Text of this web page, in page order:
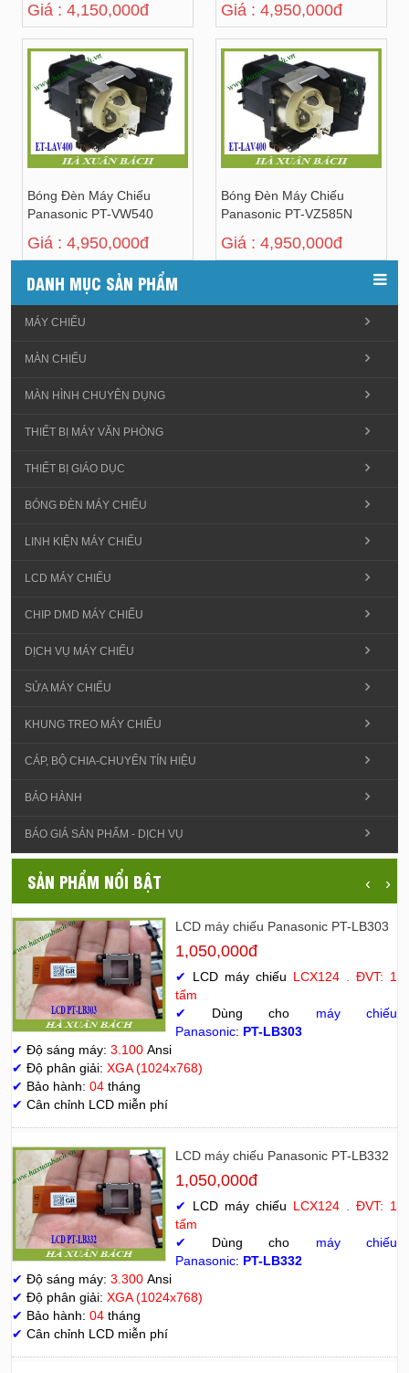
Giá : 4,150,000đ Giá : 4,950,000đ
Bóng Đèn Máy Chiếu
Panasonic PT-VW540
Giá : 4,950,000đ
Bóng Đèn Máy Chiếu
Panasonic PT-VZ585N
Giá : 4,950,000đ
DANH MỤC SẢN PHẨM
MÁY CHIẾU
MÀN CHIẾU
MÀN HÌNH CHUYÊN DỤNG
THIẾT BỊ MÁY VĂN PHÒNG
THIẾT BỊ GIÁO DỤC
BÓNG ĐÈN MÁY CHIẾU
LINH KIỆN MÁY CHIẾU
LCD MÁY CHIẾU
CHIP DMD MÁY CHIẾU
DỊCH VỤ MÁY CHIẾU
SỬA MÁY CHIẾU
KHUNG TREO MÁY CHIẾU
CÁP, BỘ CHIA-CHUYỂN TÍN HIỆU
BẢO HÀNH
BÁO GIÁ SẢN PHẨM - DỊCH VỤ
SẢN PHẨM NỔI BẬT ‹ ›
LCD máy chiếu Panasonic PT-LB303
1,050,000đ
✔ LCD máy chiếu LCX124 . ĐVT: 1
tấm
✔
Dùng cho máy chiếu
Panasonic: PT-LB303
✔ Độ sáng máy: 3.100 Ansi
✔ Độ phân giải: XGA (1024x768)
✔ Bảo hành: 04 tháng
✔ Cân chỉnh LCD miễn phí
LCD máy chiếu Panasonic PT-LB332
1,050,000đ
✔ LCD máy chiếu LCX124 . ĐVT: 1
tấm
✔
Dùng cho máy chiếu
Panasonic: PT-LB332
✔ Độ sáng máy: 3.300 Ansi
✔ Độ phân giải: XGA (1024x768)
✔ Bảo hành: 04 tháng
✔ Cân chỉnh LCD miễn phí